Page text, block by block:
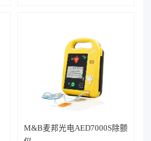
M&B麦邦光电AED7000S除颤